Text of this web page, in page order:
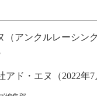
アンクルレーシング
アド・エヌ（2022年7